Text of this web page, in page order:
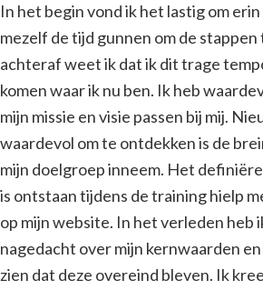
In het begin vond ik het lastig om
mezelf de tijd gunnen om de
achteraf weet ik dat ik dit trage
komen waar ik nu ben. Ik heb
mijn missie en visie passen bij mij.
waardevol om te ontdekken is de
mijn doelgroep inneem. Het
is ontstaan tijdens de training hielp
op mijn website. In het verleden heb
nagedacht over mijn kernwaarden
zien dat deze overeind bleven. Ik